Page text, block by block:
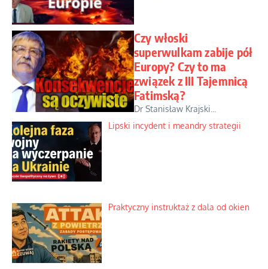
Czy włoski
superwulkam zabije pół
Europy? Czy to ma
związek z III Tajemnicą
Fatimską?
Dr Stanisław Krajski...
Lipski incydent i meandry strategii
Praktyczny instruktaż z dala od okien